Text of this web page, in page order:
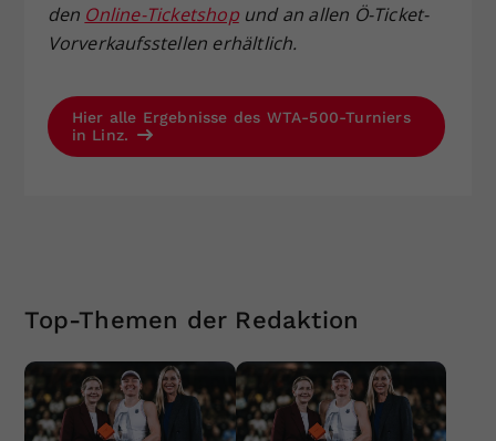
den Online-Ticketshopund an allen Ö-Ticket-
Vorverkaufsstellen erhältlich.
Hier alle Ergebnisse des WTA-500-Turniers
in Linz.
Top-Themen der Redaktion